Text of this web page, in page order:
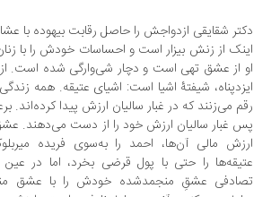
شقایقی ازدواجش را حاصل رقابت بیهوده با عشاق
از زنش بیزار است و احساسات خودش را با زنان دیگر
از عشق تهی است و دچار شی‌وارگی شده است. از طرف
شیفتۀ اشیا است: اشیای عتیقه. همه زندگی‌اش
می‌زنند که در غبار سالیان ارزش پیدا کرده‌اند. برعکس
غبار سالیان ارزش خود را از دست می‌‌دهند. عشق به
مالی آن‌ها، احمد را به‌سوی فریده میربلوکی
را حتی با پول قرضی بخرد، اما در عین
عشقِ منجمدشده خودش را با عشق